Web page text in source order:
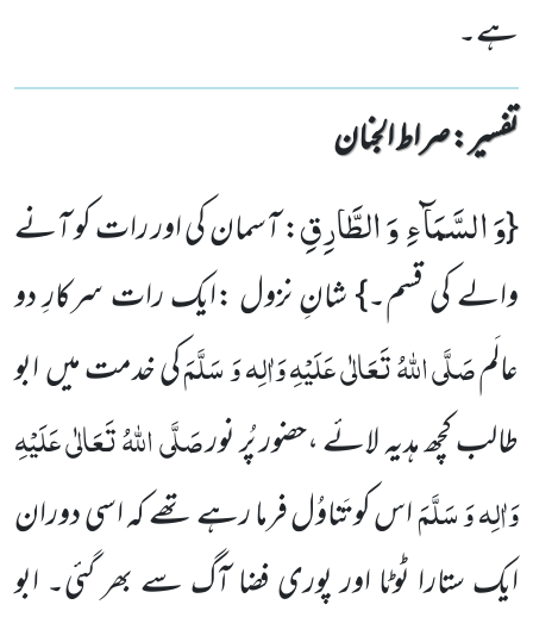
ہے۔
تفسیر : ‎صراط الجنان
{وَ السَّمَآءِ وَ الطَّارِقِ: آسمان کی اور رات کو آنے
والے کی قسم۔} شانِ نزول :ایک رات سرکارِ دو
عالَمصَلَّی اللّٰہُ تَعَالٰی عَلَیْہِ وَاٰلِہ وَ سَلَّمَکی خدمت میں ابو
طالب کچھ ہدیہ لائے ،حضور پُر نورصَلَّی اللّٰہُ تَعَالٰی عَلَیْہِ
وَاٰلِہ وَ سَلَّمَاس کو تَناوُل فرما رہے تھے کہ اسی دوران
ایک ستارا ٹوٹا اور پوری فضا آگ سے بھر گئی۔ ابو